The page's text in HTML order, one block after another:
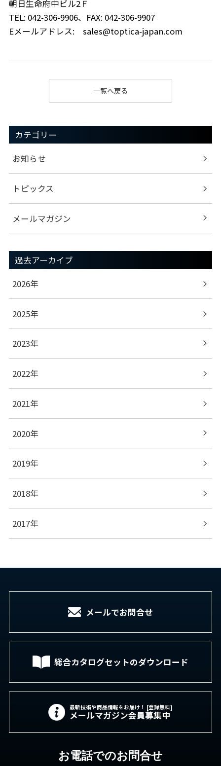
朝日生命府中ビル2Ｆ
TEL: 042-306-9906、FAX: 042-306-9907
Eメールアドレス: sales@toptica-japan.com
一覧へ戻る
カテゴリー
お知らせ
トピックス
メールマガジン
過去アーカイブ
2026年
2025年
2023年
2022年
2021年
2020年
2019年
2018年
2017年
メールでお問合せ
総合カタログセットのダウンロード
最新技術や商品情報をお届け！ [登録無料]
メールマガジン会員募集中
お電話でのお問合せ